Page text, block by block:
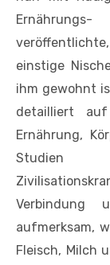
einstige
ihm gewohnt
detailliert
Ernährung,
Studien
Verbindung
aufmerksam,
Fleisch, Milch